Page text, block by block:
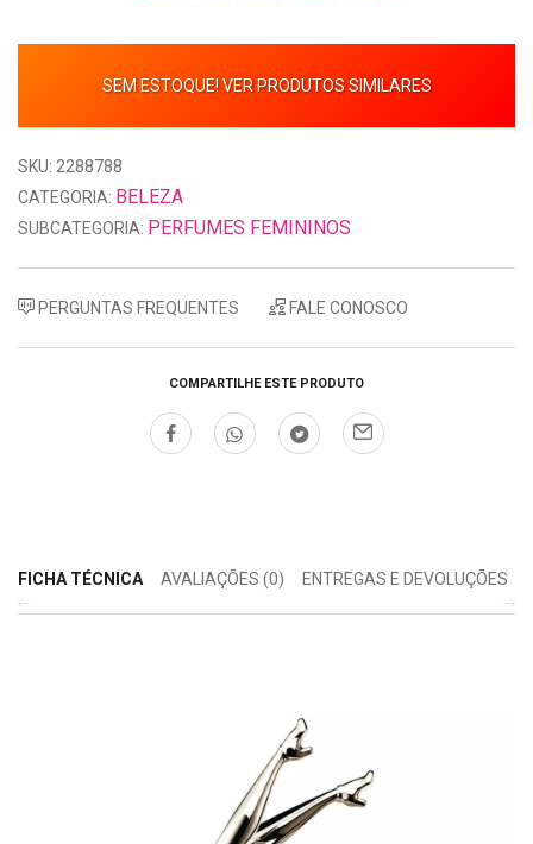
SEM ESTOQUE! VER PRODUTOS SIMILARES
SKU: 2288788
CATEGORIA: BELEZA
SUBCATEGORIA: PERFUMES FEMININOS
PERGUNTAS FREQUENTES FALE CONOSCO
COMPARTILHE ESTE PRODUTO
FICHA TÉCNICA AVALIAÇÕES (0) ENTREGAS E DEVOLUÇÕES